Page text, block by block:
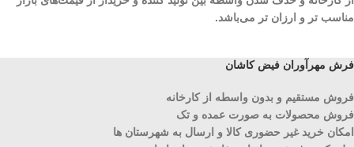
مناسب تر و ارزان تر می‌باشد.
فرش مهرآوران فیض کاشان
فروش مستقیم و بدون واسطه از کارخانه
فروش محصولات به صورت عمده و تک
امکان خرید غیر حضوری کالا و ارسال به شهرستان ها